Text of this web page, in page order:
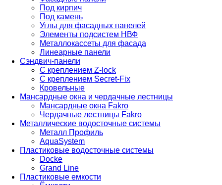
Под кирпич
Под камень
Углы для фасадных панелей
Элементы подсистем НВФ
Металлокассеты для фасада
Линеарные панели
Сэндвич-панели
С креплением Z-lock
С креплением Secret-Fix
Кровельные
Мансардные окна и чердачные лестницы
Мансардные окна Fakro
Чердачные лестницы Fakro
Металлические водосточные системы
Металл Профиль
AquaSystem
Пластиковые водосточные системы
Docke
Grand Line
Пластиковые емкости